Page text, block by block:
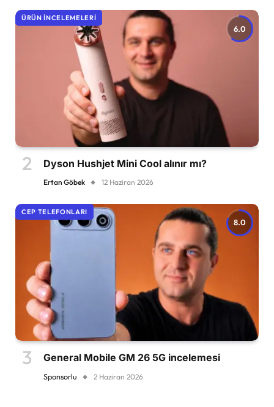
6.0
ÜRÜN İNCELEMELERI
Dyson Hushjet Mini Cool alınır mı?
Ertan Göbek 12 Haziran 2026
8.0
CEP TELEFONLARI
General Mobile GM 26 5G incelemesi
Sponsorlu 2 Haziran 2026